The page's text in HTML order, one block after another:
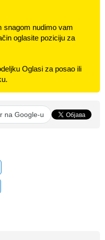
snagom nudimo vam
oglasite poziciju za
Oglasi za posao ili
na Google-u